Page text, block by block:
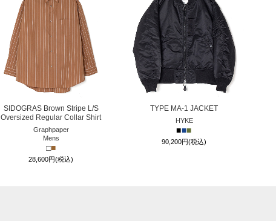
SIDOGRAS Brown Stripe L/S
Oversized Regular Collar Shirt
Graphpaper
Mens
□■
28,600円(税込)
TYPE MA-1 JACKET
HYKE
■■■
90,200円(税込)